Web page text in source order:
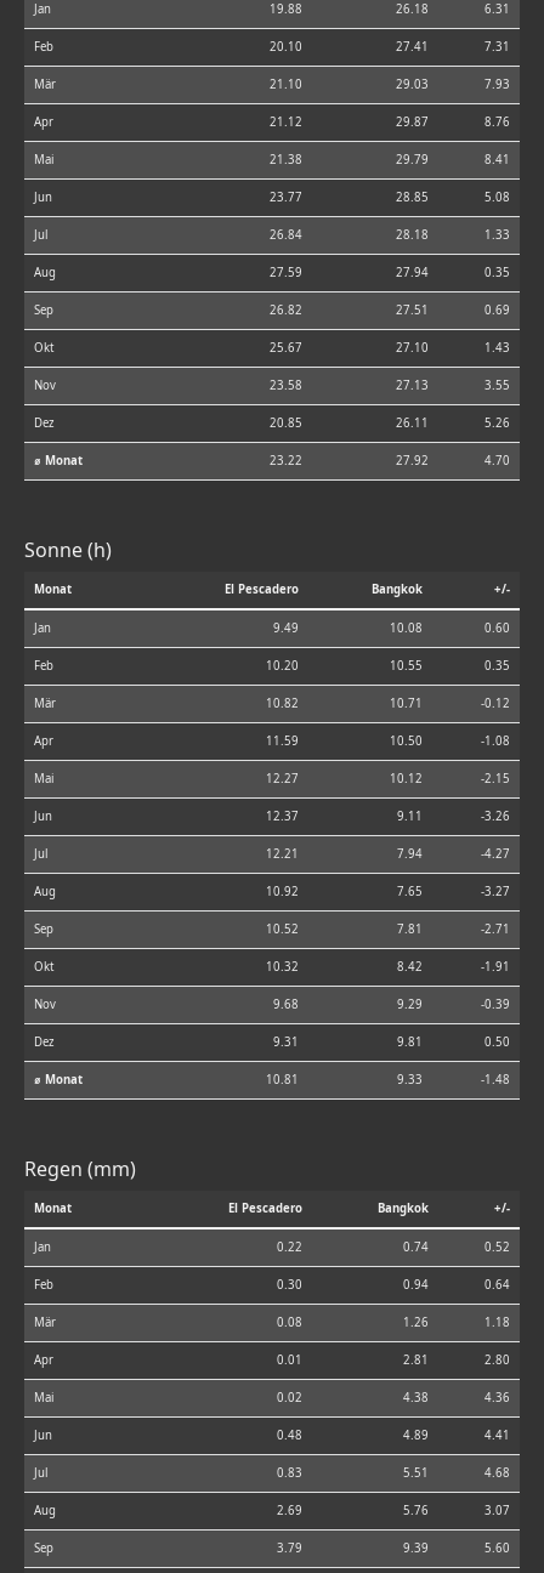
Jan 19.88 26.18 6.31
Feb 20.10 27.41 7.31
Mär 21.10 29.03 7.93
Apr 21.12 29.87 8.76
Mai 21.38 29.79 8.41
Jun 23.77 28.85 5.08
Jul 26.84 28.18 1.33
Aug 27.59 27.94 0.35
Sep 26.82 27.51 0.69
Okt 25.67 27.10 1.43
Nov 23.58 27.13 3.55
Dez 20.85 26.11 5.26
⌀ Monat 23.22 27.92 4.70
Sonne (h)
Monat El Pescadero Bangkok +/-
Jan 9.49 10.08 0.60
Feb 10.20 10.55 0.35
Mär 10.82 10.71 -0.12
Apr 11.59 10.50 -1.08
Mai 12.27 10.12 -2.15
Jun 12.37 9.11 -3.26
Jul 12.21 7.94 -4.27
Aug 10.92 7.65 -3.27
Sep 10.52 7.81 -2.71
Okt 10.32 8.42 -1.91
Nov 9.68 9.29 -0.39
Dez 9.31 9.81 0.50
⌀ Monat 10.81 9.33 -1.48
Regen (mm)
Monat El Pescadero Bangkok +/-
Jan 0.22 0.74 0.52
Feb 0.30 0.94 0.64
Mär 0.08 1.26 1.18
Apr 0.01 2.81 2.80
Mai 0.02 4.38 4.36
Jun 0.48 4.89 4.41
Jul 0.83 5.51 4.68
Aug 2.69 5.76 3.07
Sep 3.79 9.39 5.60